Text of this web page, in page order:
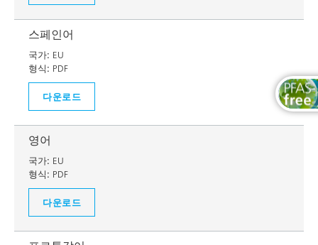
스페인어
국가: EU
형식: PDF
다운로드
영어
국가: EU
형식: PDF
다운로드